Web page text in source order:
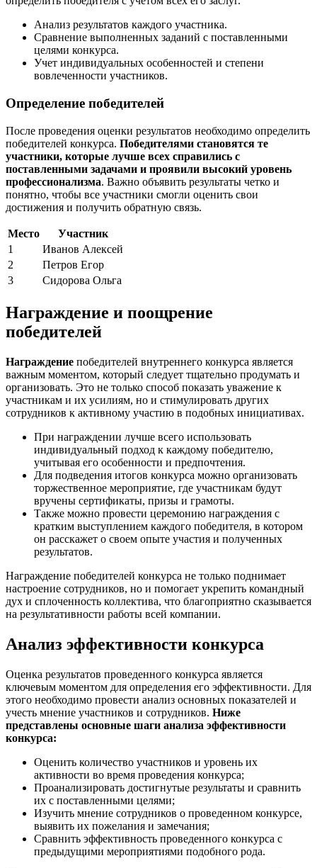
Анализ результатов каждого участника.
Сравнение выполненных заданий с поставленными
целями конкурса.
Учет индивидуальных особенностей и степени
вовлеченности участников.
Определение победителей
После проведения оценки результатов необходимо определить
победителей конкурса. Победителями становятся те
участники, которые лучше всех справились с
поставленными задачами и проявили высокий уровень
профессионализма. Важно объявить результаты четко и
понятно, чтобы все участники смогли оценить свои
достижения и получить обратную связь.
Место
Участник
1
Иванов Алексей
2
Петров Егор
3
Сидорова Ольга
Награждение и поощрение
победителей
Награждение победителей внутреннего конкурса является
важным моментом, который следует тщательно продумать и
организовать. Это не только способ показать уважение к
участникам и их усилиям, но и стимулировать других
сотрудников к активному участию в подобных инициативах.
При награждении лучше всего использовать
индивидуальный подход к каждому победителю,
учитывая его особенности и предпочтения.
Для подведения итогов конкурса можно организовать
торжественное мероприятие, где участникам будут
вручены сертификаты, призы и грамоты.
Также можно провести церемонию награждения с
кратким выступлением каждого победителя, в котором
он расскажет о своем опыте участия и полученных
результатов.
Награждение победителей конкурса не только поднимает
настроение сотрудников, но и помогает укрепить командный
дух и сплоченность коллектива, что благоприятно сказывается
на результативности работы всей компании.
Анализ эффективности конкурса
Оценка результатов проведенного конкурса является
ключевым моментом для определения его эффективности. Для
этого необходимо провести анализ основных показателей и
учесть мнение участников и сотрудников. Ниже
представлены основные шаги анализа эффективности
конкурса:
Оценить количество участников и уровень их
активности во время проведения конкурса;
Проанализировать достигнутые результаты и сравнить
их с поставленными целями;
Изучить мнение сотрудников о проведенном конкурсе,
выявить их пожелания и замечания;
Сравнить эффективность проведенного конкурса с
предыдущими мероприятиями подобного рода.